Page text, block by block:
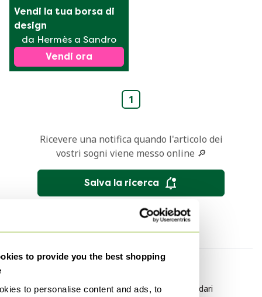
to provide you the best shopping
to personalise content and ads, to
Vendi la tua borsa di
design
da Hermès a Sandro
Vendi ora
1
Ricevere una notifica quando l'articolo dei
vostri sogni viene messo online 🔎
Salva la ricerca
Peill & Putzler Plafoniere
Orrefors Lampadari